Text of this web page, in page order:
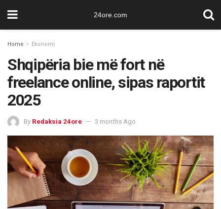
24ore.com
Home Ekonomi
Shqipëria bie më fort në
freelance online, sipas raportit
2025
By Redaksia 24ore 3 months Ago